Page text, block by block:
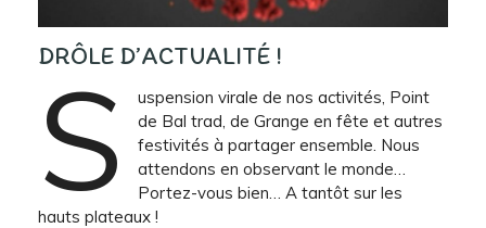
DRÔLE D’ACTUALITÉ !
S
uspension virale de nos activités, Point
de Bal trad, de Grange en fête et autres
festivités à partager ensemble. Nous
attendons en observant le monde…
Portez-vous bien… A tantôt sur les
hauts plateaux !